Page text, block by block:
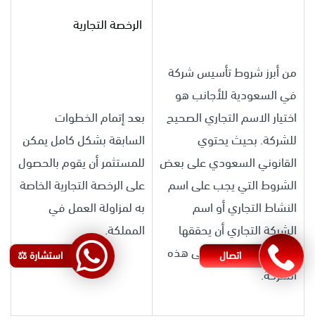
من أبرز شروط تأسيس شركة
في السعودية للأجانب هو
اختيار الاسم التجاري الصحيح
للشركة. بحيث يحتوي
القانوني السعودي على بعض
الشروط التي يجب على اسم
النشاط التجاري أو اسم
الشركة التجاري أن يحققها
لكي يتم الموافقة على هذه
الشركة.
الرخصة التجارية
بعد إتمام الخطوات
السابقة بشكل كامل يمكن
للمستثمر أن يقوم بالحصول
على الرخصة التجارية الخاصة
به لمزاولة العمل في
المملكة.
اتصال استشارة ⚖️